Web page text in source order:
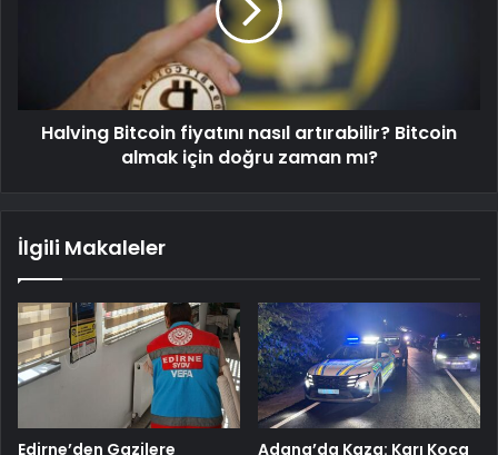
Halving Bitcoin fiyatını nasıl artırabilir? Bitcoin
almak için doğru zaman mı?
İlgili Makaleler
Edirne’den Gazilere Adana’da Kaza: Karı Koca